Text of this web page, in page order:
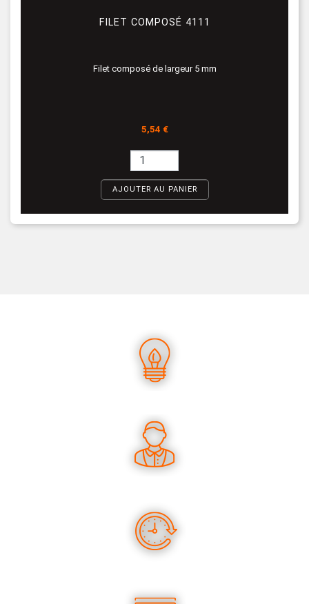
FILET COMPOSÉ 4111
Filet composé de largeur 5 mm
Prix
5,54 €
AJOUTER AU PANIER